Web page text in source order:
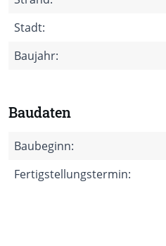
Stadt:
Baujahr:
Baudaten
Baubeginn:
Fertigstellungstermin: